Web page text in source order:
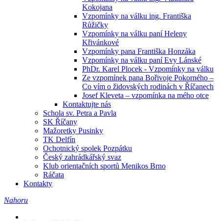
Kokojana
Vzpomínky na válku ing. Františka
Růžičky
Vzpomínky na válku paní Heleny
Křivánkové
Vzpomínky pana Františka Honzáka
Vzpomínky na válku paní Evy Lánské
PhDr. Karel Plocek - Vzpomínky na válku
Ze vzpomínek pana Bořivoje Pokorného –
Co vím o židovských rodinách v Říčanech
Josef Kleveta – vzpomínka na mého otce
Kontaktujte nás
Schola sv. Petra a Pavla
SK Říčany
Mažoretky Pusinky
TK Delfín
Ochotnický spolek Pozpátku
Český zahrádkářský svaz
Klub orientačních sportů Menikos Brno
Ráčata
Kontakty
Nahoru